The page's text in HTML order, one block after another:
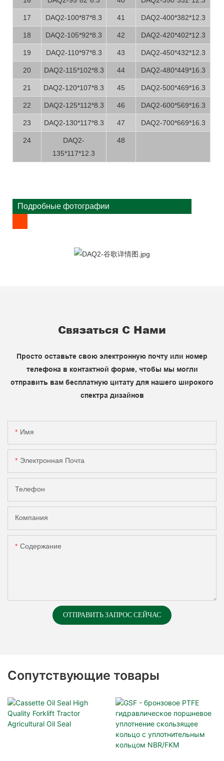
17 DAQ2-100*87*8.3 41 DAQ2-400*382*12.3
18 DAQ2-105*92*8.3 42 DAQ2-420*402*12.3
19 DAQ2-110*97*8.3 43 DAQ2-450*432*12.3
20 DAQ2-115*102*8.3 44 DAQ2-480*449*16.3
21 DAQ2-120*107*8.3 45 DAQ2-500*469*16.3
22 DAQ2-125*112*8.3 46 DAQ2-600*569*16.3
23 DAQ2-130*117*8.3 47 DAQ2-700*669*16.3
24
DAQ2-
135*117*12.3
48
Подробные фотографии
Связаться С Нами
Просто оставьте свою электронную почту или номер
телефона в контактной форме, чтобы мы могли
отправить вам бесплатную цитату для нашего широкого
спектра дизайнов
Имя
Электронная Почта
Телефон
Компания
Содержание
ОТПРАВИТЬ ЗАПРОС СЕЙЧАС
Сопутствующие товары